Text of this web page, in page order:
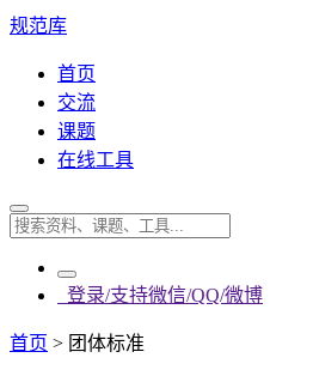
规范库
首页
交流
课题
在线工具
登录/支持微信/QQ/微博
首页 > 团体标准